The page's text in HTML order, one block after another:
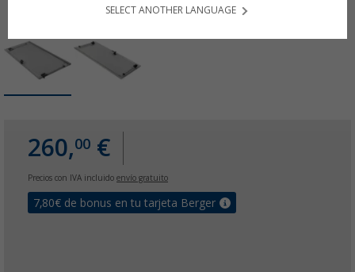
260,00 €
Precios con IVA incluido envío gratuito
7,80€ de bonus en tu tarjeta Berger
SELECT ANOTHER LANGUAGE